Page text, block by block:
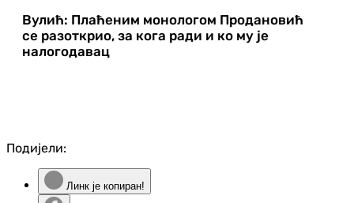
Вулић: Плаћеним монологом Продановић
се разоткрио, за кога ради и ко му је
налогодавац
Подијели:
Линк је копиран!